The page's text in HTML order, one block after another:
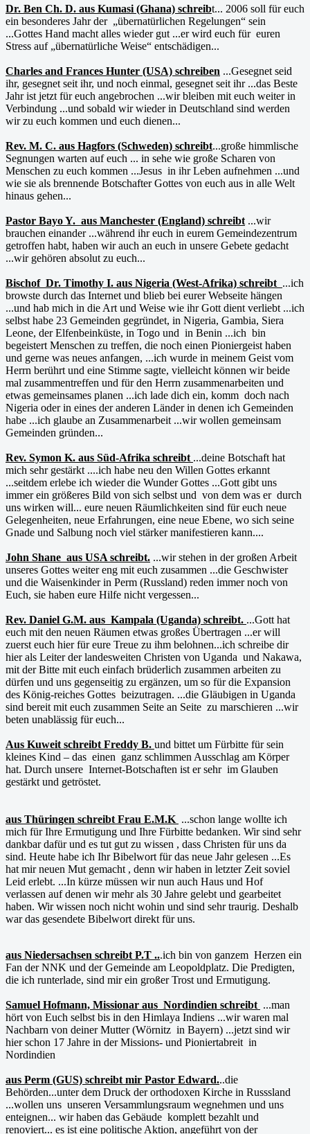
Dr. Ben Ch. D. aus Kumasi (Ghana) schreibt... 2006 soll für euch
ein besonderes Jahr der „übernatürlichen Regelungen“ sein
...Gottes Hand macht alles wieder gut ...er wird euch für euren
Stress auf „übernatürliche Weise“ entschädigen...
Charles and Frances Hunter (USA) schreiben ...Gesegnet seid
ihr, gesegnet seit ihr, und noch einmal, gesegnet seit ihr ...das Beste
Jahr ist jetzt für euch angebrochen ...wir bleiben mit euch weiter in
Verbindung ...und sobald wir wieder in Deutschland sind werden
wir zu euch kommen und euch dienen...
Rev. M. C. aus Hagfors (Schweden) schreibt...große himmlische
Segnungen warten auf euch ... in sehe wie große Scharen von
Menschen zu euch kommen ...Jesus in ihr Leben aufnehmen ...und
wie sie als brennende Botschafter Gottes von euch aus in alle Welt
hinaus gehen...
Pastor Bayo Y. aus Manchester (England) schreibt ...wir
brauchen einander ...während ihr euch in eurem Gemeindezentrum
getroffen habt, haben wir auch an euch in unsere Gebete gedacht
...wir gehören absolut zu euch...
Bischof Dr. Timothy I. aus Nigeria (West-Afrika) schreibt ...ich
browste durch das Internet und blieb bei eurer Webseite hängen
...und hab mich in die Art und Weise wie ihr Gott dient verliebt ...ich
selbst habe 23 Gemeinden gegründet, in Nigeria, Gambia, Siera
Leone, der Elfenbeinküste, in Togo und in Benin ...ich bin
begeistert Menschen zu treffen, die noch einen Pioniergeist haben
und gerne was neues anfangen, ...ich wurde in meinem Geist vom
Herrn berührt und eine Stimme sagte, vielleicht können wir beide
mal zusammentreffen und für den Herrn zusammenarbeiten und
etwas gemeinsames planen ...ich lade dich ein, komm doch nach
Nigeria oder in eines der anderen Länder in denen ich Gemeinden
habe ...ich glaube an Zusammenarbeit ...wir wollen gemeinsam
Gemeinden gründen...
Rev. Symon K. aus Süd-Afrika schreibt ...deine Botschaft hat
mich sehr gestärkt ....ich habe neu den Willen Gottes erkannt
...seitdem erlebe ich wieder die Wunder Gottes ...Gott gibt uns
immer ein größeres Bild von sich selbst und von dem was er durch
uns wirken will... eure neuen Räumlichkeiten sind für euch neue
Gelegenheiten, neue Erfahrungen, eine neue Ebene, wo sich seine
Gnade und Salbung noch viel stärker manifestieren kann....
John Shane aus USA schreibt. ...wir stehen in der großen Arbeit
unseres Gottes weiter eng mit euch zusammen ...die Geschwister
und die Waisenkinder in Perm (Russland) reden immer noch von
Euch, sie haben eure Hilfe nicht vergessen...
Rev. Daniel G.M. aus Kampala (Uganda) schreibt. ...Gott hat
euch mit den neuen Räumen etwas großes Übertragen ...er will
zuerst euch hier für eure Treue zu ihm belohnen...ich schreibe dir
hier als Leiter der landesweiten Christen von Uganda und Nakawa,
mit der Bitte mit euch einfach brüderlich zusammen arbeiten zu
dürfen und uns gegenseitig zu ergänzen, um so für die Expansion
des König-reiches Gottes beizutragen. ...die Gläubigen in Uganda
sind bereit mit euch zusammen Seite an Seite zu marschieren ...wir
beten unablässig für euch...
Aus Kuweit schreibt Freddy B. und bittet um Fürbitte für sein
kleines Kind – das einen ganz schlimmen Ausschlag am Körper
hat. Durch unsere Internet-Botschaften ist er sehr im Glauben
gestärkt und getröstet.
aus Thüringen schreibt Frau E.M.K ...schon lange wollte ich
mich für Ihre Ermutigung und Ihre Fürbitte bedanken. Wir sind sehr
dankbar dafür und es tut gut zu wissen , dass Christen für uns da
sind. Heute habe ich Ihr Bibelwort für das neue Jahr gelesen ...Es
hat mir neuen Mut gemacht , denn wir haben in letzter Zeit soviel
Leid erlebt. ...In kürze müssen wir nun auch Haus und Hof
verlassen auf denen wir mehr als 30 Jahre gelebt und gearbeitet
haben. Wir wissen noch nicht wohin und sind sehr traurig. Deshalb
war das gesendete Bibelwort direkt für uns.
aus Niedersachsen schreibt P.T ...ich bin von ganzem Herzen ein
Fan der NNK und der Gemeinde am Leopoldplatz. Die Predigten,
die ich runterlade, sind mir ein großer Trost und Ermutigung.
Samuel Hofmann, Missionar aus Nordindien schreibt ...man
hört von Euch selbst bis in den Himlaya Indiens ...wir waren mal
Nachbarn von deiner Mutter (Wörnitz in Bayern) ...jetzt sind wir
hier schon 17 Jahre in der Missions- und Pioniertabreit in
Nordindien
aus Perm (GUS) schreibt mir Pastor Edward...die
Behörden...unter dem Druck der orthodoxen Kirche in Russsland
...wollen uns unseren Versammlungsraum wegnehmen und uns
enteignen... wir haben das Gebäude komplett bezahlt und
renoviert... es ist eine politische Aktion, angeführt von der